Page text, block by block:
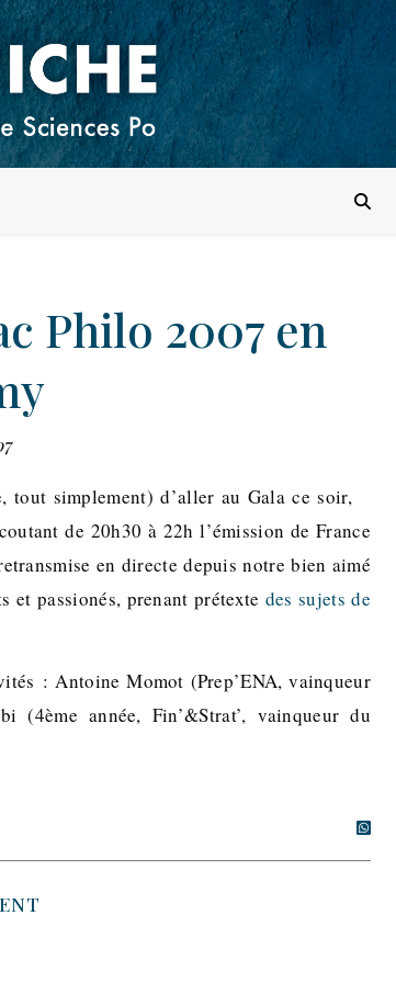
Philo 2007 en
tout simplement) d’aller au Gala ce soir,
de 20h30 à 22h l’émission de France
en directe depuis notre bien aimé
et passionés, prenant prétexte des sujets de
: Antoine Momot (Prep’ENA, vainqueur
(4ème année, Fin’&Strat’, vainqueur du